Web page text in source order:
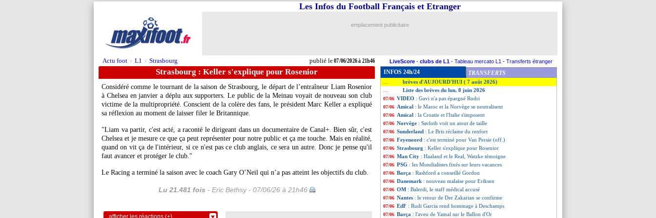
Actu foot > L1 > Strasbourg publié le07/06/2026 à 21h46
Les Infos du Football Français et Etranger
emplacement publicitaire
LiveScore - clubs de L1 - Tableau mercato L1 - Transferts étranger
Strasbourg : Keller s'explique pour Rosenior
Considéré comme le tournant de la saison de Strasbourg, le départ de l’entraîneur Liam Rosenior
à Chelsea en janvier a déplu aux supporters. Le public de la Meinau voyait de nouveau son club
victime de la multipropriété. Conscient de la colère des fans, le président Marc Keller a expliqué
sa réflexion au moment de laisser filer le Britannique.
"Liam va partir, c'est acté, a raconté le dirigeant dans un documentaire de Canal+. Bien sûr, c'est
Chelsea et je mesure ce que ça peut représenter pour notre public et ça me touche. Mais en réalité,
quand on vit ça de l'intérieur, si ce n'est pas ce club anglais, ce sera un autre. Donc je pense qu'il
faut avancer et protéger le club."
Le Racing a terminé la saison avec le coach Gary O’Neil qui n’a pas atteint les objectifs du club.
Lu 21.481 fois - Eric Bethsy - 07/06/26 à 21h46
afficher les réactions (+)
INFOS 24h/24 TRANSFERTS
brèves d'AUJOURD'HUI ( 7 août 2026)
Liste des brèves du lun. 8 juin 2026
07/06 VIDEO : Gavi n'a pas épargné Rodri
07/06 Amical : le Maroc et la Norvège se neutralisent
07/06 Amical : la Croatie et l'Italie s'imposent
07/06 Norvège : Sørloth voit un atout de taille
07/06 Sunderland : Le Bris réclame du renfort
07/06 Feyenoord : c'est terminé pour Van Persie (off.)
07/06 Strasbourg : Keller s'explique pour Rosenior
07/06 Man City : Haaland et le Real, Watzke témoigne
07/06 PSG : les Mondialistes fixés sur leurs vacances
07/06 Barça : Rashford a conseillé Gordon
07/06 Danemark : nouveau malaise pour Eriksen
07/06 OM : Balerdi, le staff médical accusé
07/06 Nantes : le retour de Der Zakarian se confirme
07/06 EdF : Rudi Garcia rend hommage à Deschamps
07/06 Barça : l'aveu de Yamal sur le Ballon d'Or